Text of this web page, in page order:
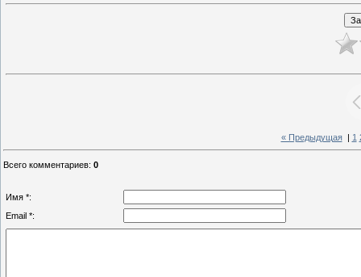
« Предыдущая| 1
Всего комментариев: 0
Имя *:
Email *: